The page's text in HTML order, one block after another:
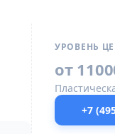
УРОВЕНЬ
от
+7